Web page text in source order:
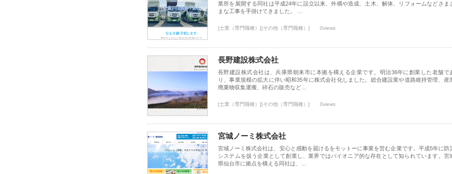
業所を展開する同社は平成24年に設立以来、外構や造成、土木、解体、リフォームなどさま
まな工事を手掛けてきました。 …
[士業（専門職種）][その他（専門職種）] 0views
長野建設株式会社
長野建設株式会社は、兵庫県朝来市に本拠を構える企業です。明治36年に創業した老舗で
り、事業規模の拡大に伴い昭和35年に株式会社化しました。総合建設業や道路維持管理、産
廃棄物収集運搬、砕石の販売など…
[士業（専門職種）][その他（専門職種）] 0views
宮城ノーミ株式会社
宮城ノーミ株式会社は、安心と感動を届けるをモットーに事業を営む企業です。平成5年に防
システムを扱う企業として創業し、業界ではパイオニア的な存在として知られています。宮
県仙台市に拠点を構える同社は、…